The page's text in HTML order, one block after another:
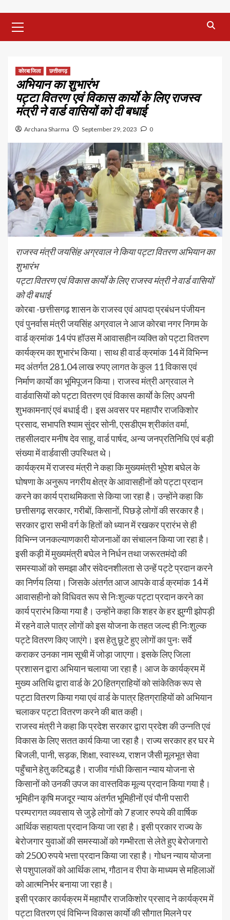
Menu
कोरबा जिला छत्तीसगढ़
अभियान का शुभारंभ
पट्टा वितरण एवं विकास कार्याे के लिए राजस्व
मंत्री ने वार्ड वासियों को दी बधाई
Archana Sharma September 29, 2023 0
राजस्व मंत्री जयसिंह अग्रवाल ने किया पट्टा वितरण अभियान का
शुभारंभ
पट्टा वितरण एवं विकास कार्याे के लिए राजस्व मंत्री ने वार्ड वासियों
को दी बधाई
कोरबा -छत्तीसगढ़ शासन के राजस्व एवं आपदा प्रबंधन पंजीयन
एवं पुनर्वास मंत्री जयसिंह अग्रवाल ने आज कोरबा नगर निगम के
वार्ड क्रमांक 14 पंप हॉउस में आवासहीन व्यक्ति को पट्टा वितरण
कार्यक्रम का शुभारंभ किया। साथ ही वार्ड क्रमांक 14 में विभिन्न
मद अंतर्गत 281.04 लाख रुपए लागत के कुल 11 विकास एवं
निर्माण कार्याे का भूमिपूजन किया। राजस्व मंत्री अग्रवाल ने
वार्डवासियों को पट्टा वितरण एवं विकास कार्याे के लिए अपनी
शुभकामनाएं एवं बधाई दी। इस अवसर पर महापौर राजकिशोर
प्रसाद, सभापति श्याम सुंदर सोनी, एसडीएम श्रीकांत वर्मा,
तहसीलदार मनीष देव साहू, वार्ड पार्षद, अन्य जनप्रतिनिधि एवं बड़ी
संख्या में वार्डवासी उपस्थित थे।
कार्यक्रम में राजस्व मंत्री ने कहा कि मुख्यमंत्री भूपेश बघेल के
घोषणा के अनुरूप नगरीय क्षेत्र के आवासहीनों को पट्टा प्रदान
करने का कार्य प्राथमिकता से किया जा रहा है। उन्होंने कहा कि
छत्तीसगढ़ सरकार, गरीबों, किसानों, पिछड़े लोगों की सरकार है।
सरकार द्वारा सभी वर्ग के हितों को ध्यान में रखकर प्रारंभ से ही
विभिन्न जनकल्याणकारी योजनाओं का संचालन किया जा रहा है।
इसी कड़ी में मुख्यमंत्री बघेल ने निर्धन तथा जरूरतमंदो की
समस्याओं को समझा और संवेदनशीलता से उन्हें पट्टे प्रदान करने
का निर्णय लिया। जिसके अंतर्गत आज आपके वार्ड क्रमांक 14 में
आवासहीनो को विधिवत रूप से निःशुल्क पट्टा प्रदान करने का
कार्य प्रारंभ किया गया है। उन्होंने कहा कि शहर के हर झुग्गी झोपड़ी
में रहने वाले पात्र लोगों को इस योजना के तहत जल्द ही निःशुल्क
पट्टे वितरण किए जाएंगे। इस हेतु छूटे हुए लोगों का पुनः सर्वे
कराकर उनका नाम सूची में जोड़ा जाएगा। इसके लिए जिला
प्रशासन द्वारा अभियान चलाया जा रहा है। आज के कार्यक्रम में
मुख्य अतिथि द्वारा वार्ड के 20 हितग्राहियों को सांकेतिक रूप से
पट्टा वितरण किया गया एवं वार्ड के पात्र हितग्राहियों को अभियान
चलाकर पट्टा वितरण करने की बात कही।
राजस्व मंत्री ने कहा कि प्रदेश सरकार द्वारा प्रदेश की उन्नति एवं
विकास के लिए सतत कार्य किया जा रहा है। राज्य सरकार हर घर मे
बिजली, पानी, सड़क, शिक्षा, स्वास्थ्य, राशन जैसी मूलभूत सेवा
पहुँचाने हेतु कटिबद्ध है। राजीव गांधी किसान न्याय योजना से
किसानों को उनकी उपज का वास्तविक मूल्य प्रदान किया गया है।
भूमिहीन कृषि मजदूर न्याय अंतर्गत भूमिहीनों एवं पौनी पसारी
परम्परागत व्यवसाय से जुड़े लोगों को 7 हजार रुपये की वार्षिक
आर्थिक सहायता प्रदान किया जा रहा है। इसी प्रकार राज्य के
बेरोजगार युवाओं की समस्याओं को गम्भीरता से लेते हुए बेरोजगारो
को 2500 रुपये भत्ता प्रदान किया जा रहा है। गोधन न्याय योजना
से पशुपालकों को आर्थिक लाभ, गौठान व रीपा के माध्यम से महिलाओं
को आत्मनिर्भर बनाया जा रहा है।
इसी प्रकार कार्यक्रम में महापौर राजकिशोर प्रसाद ने कार्यक्रम में
पट्टा वितरण एवं विभिन्न विकास कार्याे की सौगात मिलने पर